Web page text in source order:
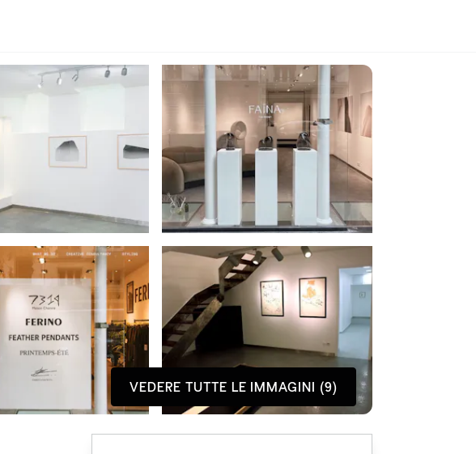
VEDERE TUTTE LE IMMAGINI (9)